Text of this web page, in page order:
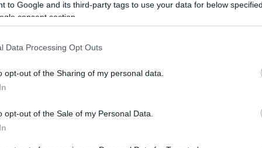
to Google and its third-party tags to use your data for below
consent section.
Data Processing Opt Outs
opt-out of the Sharing of my personal data.
opt-out of the Sale of my Personal Data.
fenntartása, valamint az emberi jogok
nemzetközi bűncselekmények elkövetőinek
fórum előtt.
is részes fele marad a Nemzetközi
intézkedést is ismertetett. Döntöttek arról,
adatait, valamint egy új, erősebb betegjogi